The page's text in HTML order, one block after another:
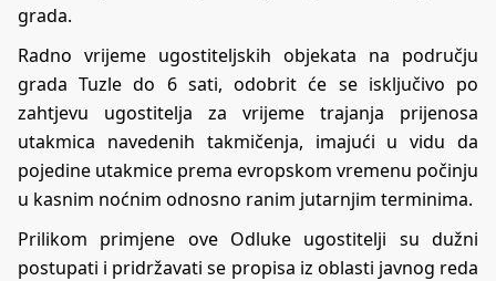
grada.
Radno vrijeme ugostiteljskih objekata na području
grada Tuzle do 6 sati, odobrit će se isključivo po
zahtjevu ugostitelja za vrijeme trajanja prijenosa
utakmica navedenih takmičenja, imajući u vidu da
pojedine utakmice prema evropskom vremenu počinju
u kasnim noćnim odnosno ranim jutarnjim terminima.
Prilikom primjene ove Odluke ugostitelji su dužni
postupati i pridržavati se propisa iz oblasti javnog reda